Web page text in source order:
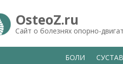
OsteoZ.ru
Сайт о болезнях опорно-
БОЛИ